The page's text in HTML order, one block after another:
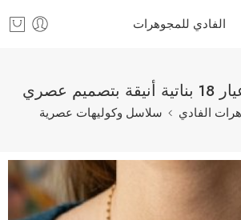
الفادي للمجوهرات
عصري
الفادي سلاسل وكوليهات عصرية